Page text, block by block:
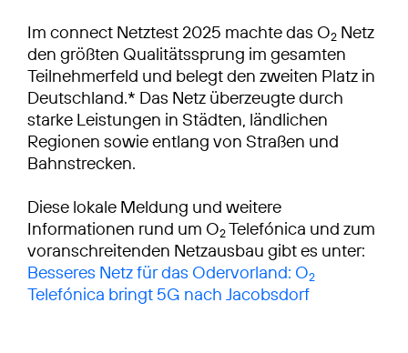
Im connect Netztest 2025 machte das O2 Netz
den größten Qualitätssprung im gesamten
Teilnehmerfeld und belegt den zweiten Platz in
Deutschland.* Das Netz überzeugte durch
starke Leistungen in Städten, ländlichen
Regionen sowie entlang von Straßen und
Bahnstrecken.
Diese lokale Meldung und weitere
Informationen rund um O2Telefónica und zum
voranschreitenden Netzausbau gibt es unter:
Besseres Netz für das Odervorland: O2
Telefónica bringt 5G nach Jacobsdorf